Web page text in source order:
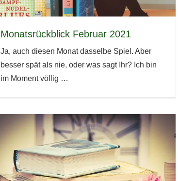
Monatsrückblick Februar 2021
Ja, auch diesen Monat dasselbe Spiel. Aber
besser spät als nie, oder was sagt Ihr? Ich bin
im Moment völlig …